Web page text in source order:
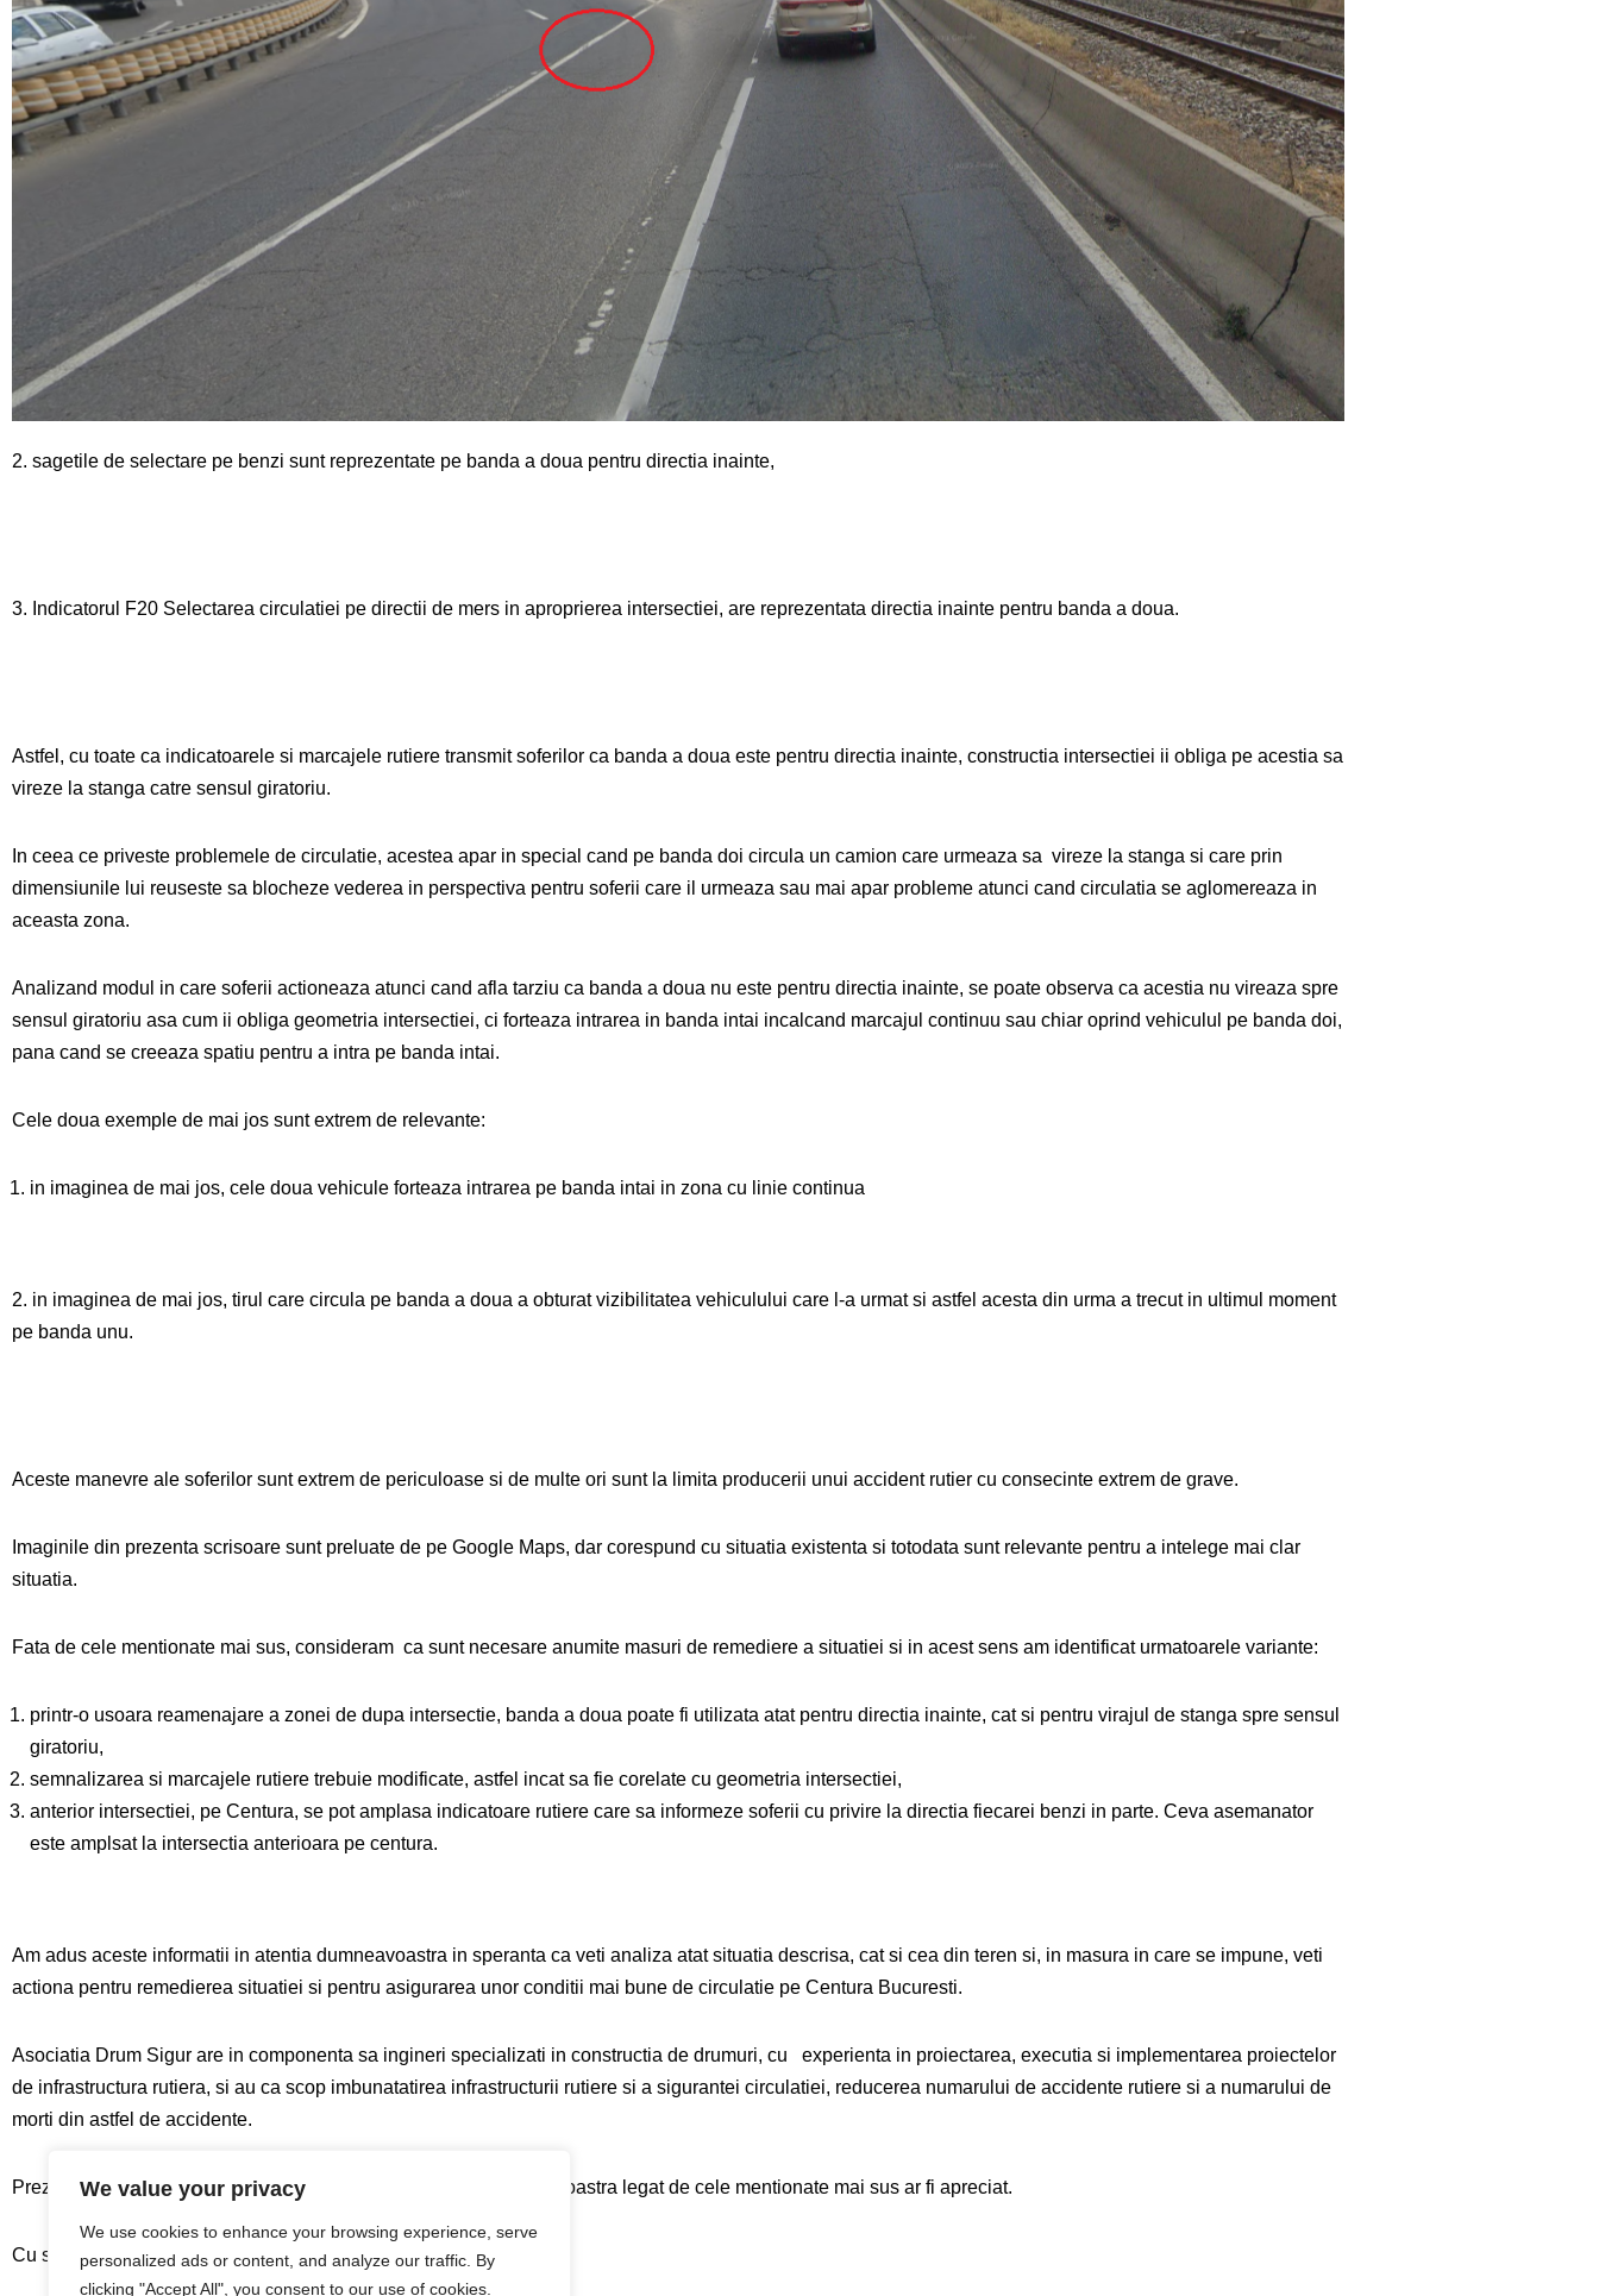
We value your privacy
We use cookies to enhance your browsing experience, serve
personalized ads or content, and analyze our traffic. By
clicking "Accept All", you consent to our use of cookies.
2. sagetile de selectare pe benzi sunt reprezentate pe banda a doua pentru directia inainte,
3. Indicatorul F20 Selectarea circulatiei pe directii de mers in aproprierea intersectiei, are reprezentata directia inainte pentru banda a doua.
Astfel, cu toate ca indicatoarele si marcajele rutiere transmit soferilor ca banda a doua este pentru directia inainte, constructia intersectiei ii obliga pe acestia sa
vireze la stanga catre sensul giratoriu.
In ceea ce priveste problemele de circulatie, acestea apar in special cand pe banda doi circula un camion care urmeaza sa vireze la stanga si care prin
dimensiunile lui reuseste sa blocheze vederea in perspectiva pentru soferii care il urmeaza sau mai apar probleme atunci cand circulatia se aglomereaza in
aceasta zona.
Analizand modul in care soferii actioneaza atunci cand afla tarziu ca banda a doua nu este pentru directia inainte, se poate observa ca acestia nu vireaza spre
sensul giratoriu asa cum ii obliga geometria intersectiei, ci forteaza intrarea in banda intai incalcand marcajul continuu sau chiar oprind vehiculul pe banda doi,
pana cand se creeaza spatiu pentru a intra pe banda intai.
Cele doua exemple de mai jos sunt extrem de relevante:
in imaginea de mai jos, cele doua vehicule forteaza intrarea pe banda intai in zona cu linie continua
2. in imaginea de mai jos, tirul care circula pe banda a doua a obturat vizibilitatea vehiculului care l-a urmat si astfel acesta din urma a trecut in ultimul moment
pe banda unu.
Aceste manevre ale soferilor sunt extrem de periculoase si de multe ori sunt la limita producerii unui accident rutier cu consecinte extrem de grave.
Imaginile din prezenta scrisoare sunt preluate de pe Google Maps, dar corespund cu situatia existenta si totodata sunt relevante pentru a intelege mai clar
situatia.
Fata de cele mentionate mai sus, consideram ca sunt necesare anumite masuri de remediere a situatiei si in acest sens am identificat urmatoarele variante:
printr-o usoara reamenajare a zonei de dupa intersectie, banda a doua poate fi utilizata atat pentru directia inainte, cat si pentru virajul de stanga spre sensul
giratoriu,
semnalizarea si marcajele rutiere trebuie modificate, astfel incat sa fie corelate cu geometria intersectiei,
anterior intersectiei, pe Centura, se pot amplasa indicatoare rutiere care sa informeze soferii cu privire la directia fiecarei benzi in parte. Ceva asemanator
este amplsat la intersectia anterioara pe centura.
Am adus aceste informatii in atentia dumneavoastra in speranta ca veti analiza atat situatia descrisa, cat si cea din teren si, in masura in care se impune, veti
actiona pentru remedierea situatiei si pentru asigurarea unor conditii mai bune de circulatie pe Centura Bucuresti.
Asociatia Drum Sigur are in componenta sa ingineri specializati in constructia de drumuri, cu experienta in proiectarea, executia si implementarea proiectelor
de infrastructura rutiera, si au ca scop imbunatatirea infrastructurii rutiere si a sigurantei circulatiei, reducerea numarului de accidente rutiere si a numarului de
morti din astfel de accidente.
Prezenta scrisoare nu reprezinta o petitie, dar raspunsul dumneavoastra legat de cele mentionate mai sus ar fi apreciat.
Cu stimă,